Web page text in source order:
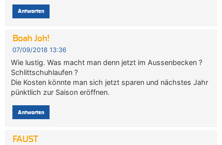
Antworten
Boah Joh!
07/09/2018 13:36
Wie lustig. Was macht man denn jetzt im Aussenbecken ?
Schlittschuhlaufen ?
Die Kosten könnte man sich jetzt sparen und nächstes Jahr
pünktlich zur Saison eröffnen.
Antworten
FAUST